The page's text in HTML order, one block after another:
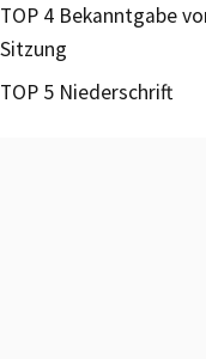
TOP 4 Bekanntgabe
Sitzung
TOP 5 Niederschrift